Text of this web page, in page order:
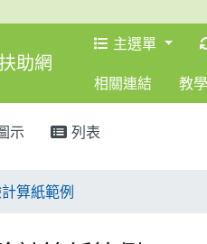
助網
主選單
相關連結 教
示 列表
算紙範例